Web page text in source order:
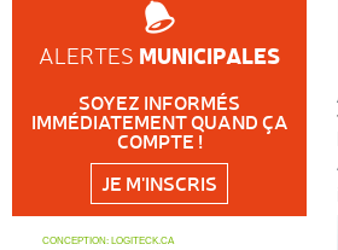
ALERTES MUNICIPALES
SOYEZ INFORMÉS
IMMÉDIATEMENT QUAND ÇA
COMPTE !
JE M'INSCRIS
CONCEPTION: LOGITECK.CA